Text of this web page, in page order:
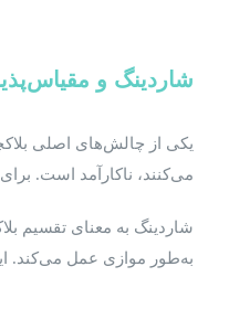
شاردینگ و
می‌کنند، ناکارآمد است. برای حل این مشکل،
شاردینگ به معنای تقسیم
به‌طور موازی عمل می‌کند.